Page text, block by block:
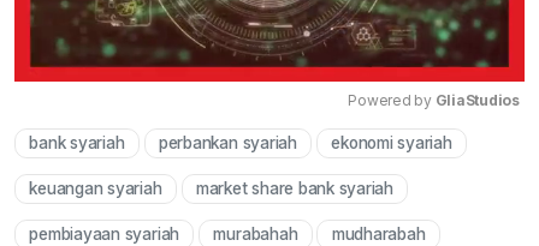
Mute
Powered by GliaStudios
bank syariah perbankan syariah ekonomi syariah
keuangan syariah market share bank syariah
pembiayaan syariah murabahah mudharabah